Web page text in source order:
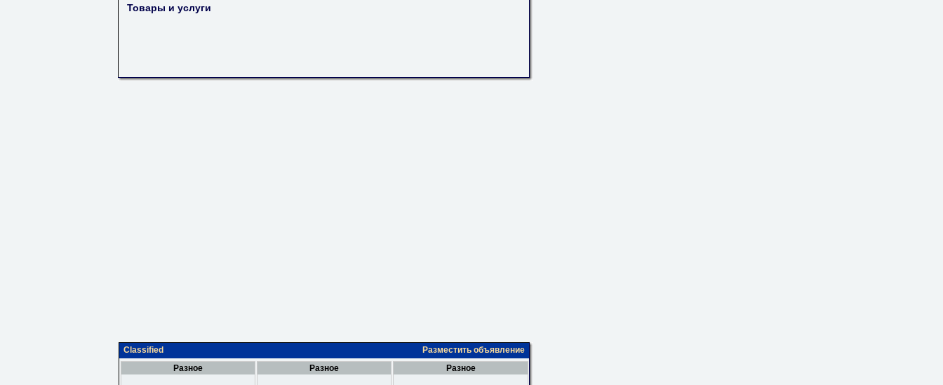
Товары и услуги
Classified
Разместить объявление
Разное
Разное Разное